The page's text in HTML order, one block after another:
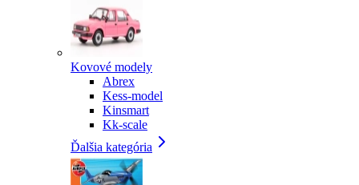
Kovové modely
Abrex
Kess-model
Kinsmart
Kk-scale
Ďalšia kategória